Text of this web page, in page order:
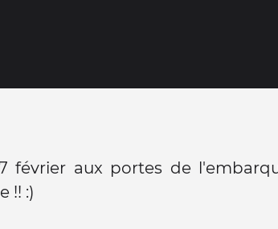
février aux portes de
!! :)